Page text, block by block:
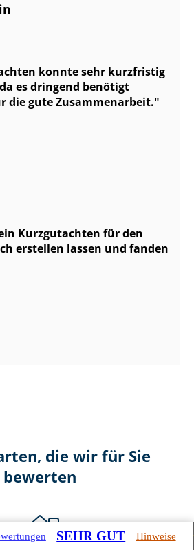
konnte sehr kurzfristig
es dringend benötigt
die gute Zusammenarbeit.
Kurzgutachten für den
erstellen lassen und fanden
die wir für Sie
bewerten
SEHR GUT Hinweise